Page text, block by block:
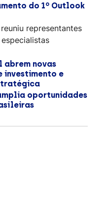
do 1º Outlook
representantes
abrem novas
investimento e
oportunidades